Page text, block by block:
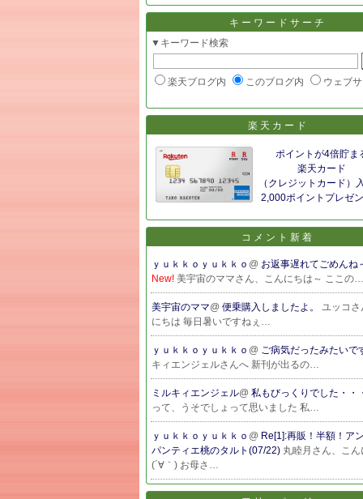
キーワードサーチ
▼キーワード検索
楽天ブログ内 このブログ内 ウェブサ
楽天カード
ポイントが4倍貯ま
楽天カード
（クレジットカード）
2,000ポイントプレゼン
コメント新着
ｙｕｋｋｏｙｕｋｋｏ @ お返事遅れてごめんね
New! 美宇宙のママさん、こんにちは～ ここの…
美宇宙のママ@ 便乗購入しましたよ。 ユッコさ
にちは 毎日暑いですねぇ…
ｙｕｋｋｏｙｕｋｋｏ @ ご病気だったみたいで
キィエンジェルさんへ 新刊が出るの…
ミルキィエンジェル@ 私もびっくりでした・・
って、うそでしょって思いました 私…
ｙｕｋｋｏｙｕｋｋｏ @ Re[1]:再販！半額！ア
パンティエ桃のタルト(07/22) 丸睦月さん、こん
(´∀｀) お母さ…